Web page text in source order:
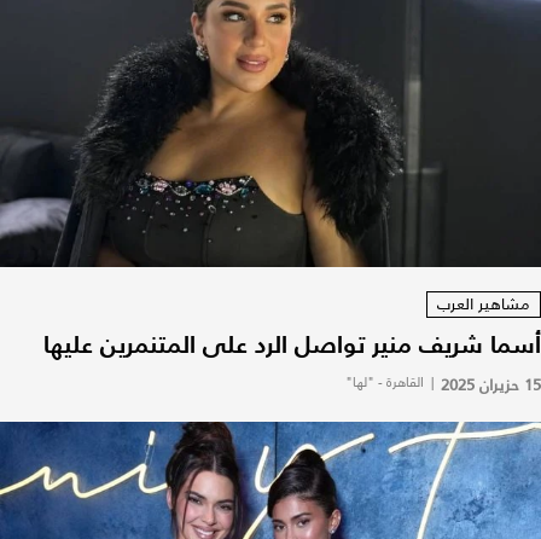
مشاهير العرب
أسما شريف منير تواصل الرد على المتنمرين عليها
15 حزيران 2025 | القاهرة - "لها"